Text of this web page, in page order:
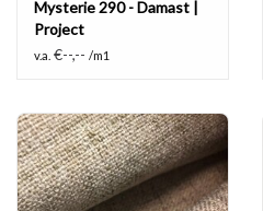
Mysterie 290 - Damast |
Project
v.a. €--,-- /m1